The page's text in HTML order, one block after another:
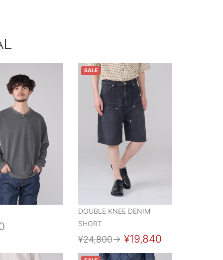
SALE
DOUBLE KNEE DENIM
SHORT
¥24,800→ ¥19,840